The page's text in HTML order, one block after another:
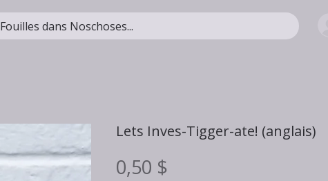
Fouilles dans Noschoses...
Lets Inves-Tigger-ate! (anglais)
0,50 $